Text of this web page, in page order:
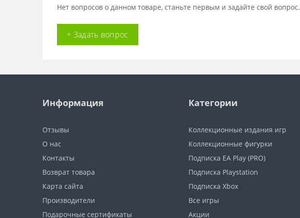
Нет вопросов о данном товаре, станьте первым и задайте свой вопрос.
+ Задать вопрос
Информация
Отзывы
О нас
Контакты
Возврат товара
Карта сайта
Производители
Подарочные сертификаты
Категории
Коллекционные издания игр
Коллекционные фигурки
Подписка EA Play (PRO)
Подписка Playstation
Подписка Xbox
Все игры
Акции